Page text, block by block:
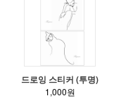
드로잉 스티커 (투명)
1,000원